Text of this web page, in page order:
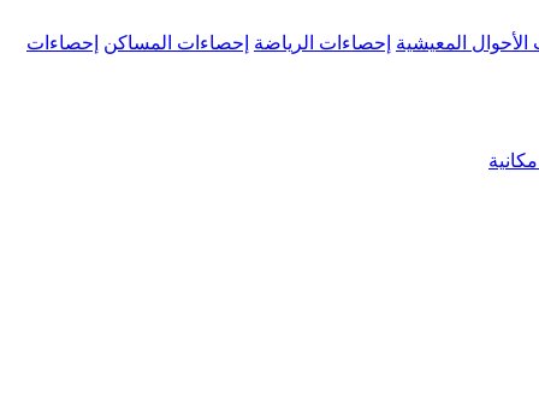
الأحوال المعيشية إحصاءات الرياضة إحصاءات المساكن إحصاءات